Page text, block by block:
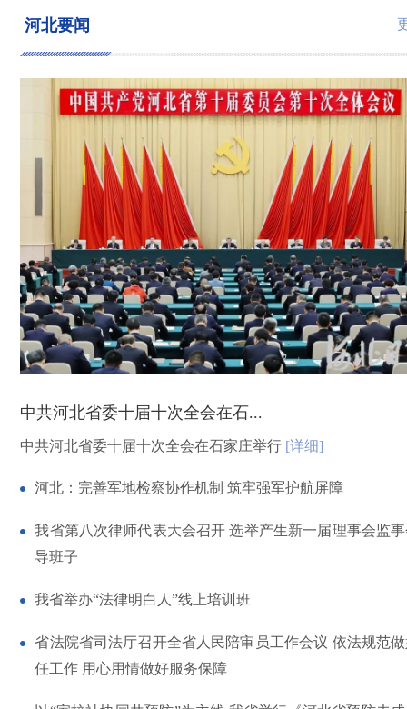
河北要闻
中共河北省委十届十次全会在石...
中共河北省委十届十次全会在石家庄举行 [详细]
河北：完善军地检察协作机制 筑牢强军护航屏障
我省第八次律师代表大会召开 选举产生新一届理事会监
导班子
我省举办“法律明白人”线上培训班
省法院省司法厅召开全省人民陪审员工作会议 依法规范
任工作 用心用情做好服务保障